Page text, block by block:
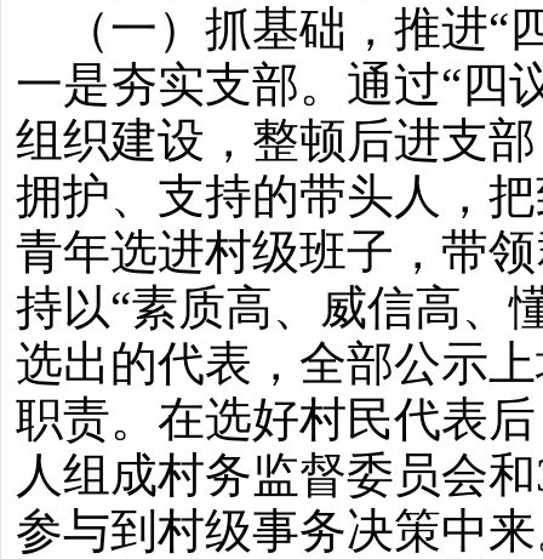
（一）抓基础，推进“
一是夯实支部。通过“四
组织建设，整顿后进支
拥护、支持的带头人，
青年选进村级班子，带
持以“素质高、威信高、
选出的代表，全部公示
职责。在选好村民代表
人组成村务监督委员会
参与到村级事务决策中